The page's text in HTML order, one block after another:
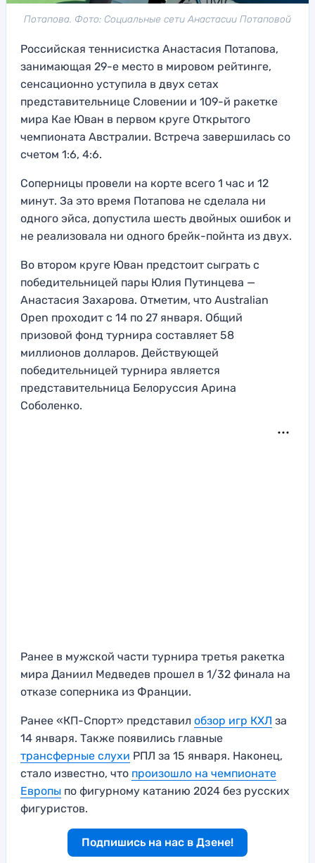
Потапова. Фото: Социальные сети Анастасии Потаповой
Российская теннисистка Анастасия Потапова,
занимающая 29-е место в мировом рейтинге,
сенсационно уступила в двух сетах
представительнице Словении и 109-й ракетке
мира Кае Юван в первом круге Открытого
чемпионата Австралии. Встреча завершилась со
счетом 1:6, 4:6.
Соперницы провели на корте всего 1 час и 12
минут. За это время Потапова не сделала ни
одного эйса, допустила шесть двойных ошибок и
не реализовала ни одного брейк-пойнта из двух.
Во втором круге Юван предстоит сыграть с
победительницей пары Юлия Путинцева —
Анастасия Захарова. Отметим, что Australian
Open проходит с 14 по 27 января. Общий
призовой фонд турнира составляет 58
миллионов долларов. Действующей
победительницей турнира является
представительница Белоруссия Арина
Соболенко.
Ранее в мужской части турнира третья ракетка
мира Даниил Медведев прошел в 1/32 финала на
отказе соперника из Франции.
Ранее «КП-Спорт» представил обзор игр КХЛ за
14 января. Также появились главные
трансферные слухи РПЛ за 15 января. Наконец,
стало известно, что произошло на чемпионате
Европы по фигурному катанию 2024 без русских
фигуристов.
Подпишись на нас в Дзене!